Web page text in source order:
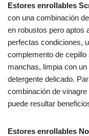
Estores enrollables
con una combinación
en robustos pero aptos
perfectas condiciones,
complemento de
manchas, limpia con
detergente delicado.
combinación de
puede resultar
Estores enrollables